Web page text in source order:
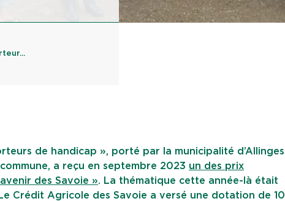
de handicap », porté par la municipalité d’Allinges
a reçu en septembre 2023 un des prix
des Savoie ». La thématique cette année-là était
Crédit Agricole des Savoie a versé une dotation de 10